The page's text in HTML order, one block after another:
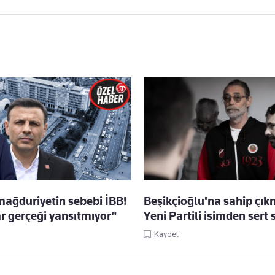
sebebi İBB!
gerçeği yansıtmıyor"
Beşikçioğlu'na sahip
Yeni Partili isimden sert
Kaydet